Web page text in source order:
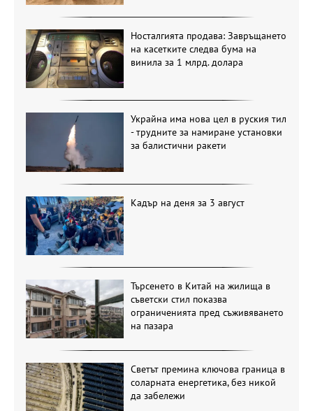
Носталгията продава: Завръщането
на касетките следва бума на
винила за 1 млрд. долара
Украйна има нова цел в руския тил
- трудните за намиране установки
за балистични ракети
Кадър на деня за 3 август
Търсенето в Китай на жилища в
съветски стил показва
ограниченията пред съживяването
на пазара
Светът премина ключова граница в
соларната енергетика, без никой
да забележи